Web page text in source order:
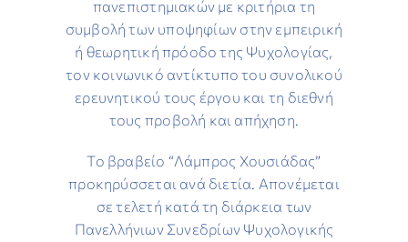
πανεπιστημιακών με κριτήρια τη
συμβολή των υποψηφίων στην εμπειρική
ή θεωρητική πρόοδο της Ψυχολογίας,
τον κοινωνικό αντίκτυπο του συνολικού
ερευνητικού τους έργου και τη διεθνή
τους προβολή και απήχηση.
Το βραβείο “Λάμπρος Χουσιάδας”
προκηρύσσεται ανά διετία. Απονέμεται
σε τελετή κατά τη διάρκεια των
Πανελλήνιων Συνεδρίων Ψυχολογικής